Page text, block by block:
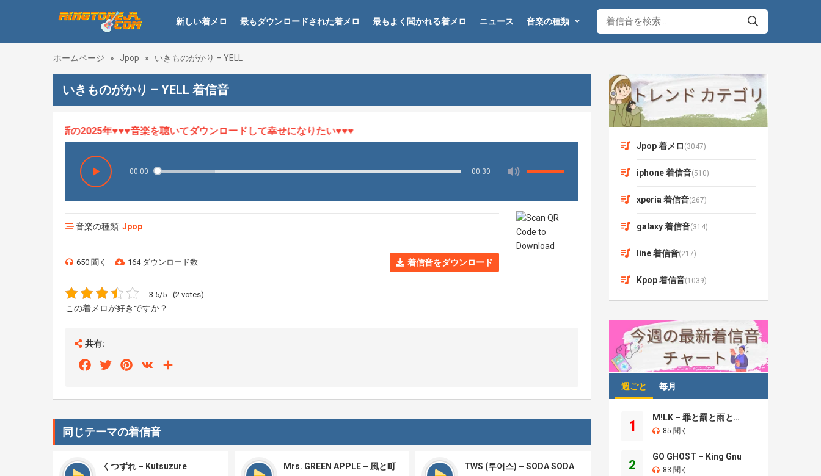
新しい着メロ 最もダウンロードされた着メロ 最もよく聞かれる着メロ ニュース 音楽の種類
ホームページ » Jpop » いきものがかり – YELL
いきものがかり – YELL 着信音
、最新の2025年♥♥♥音楽を聴いてダウンロードして幸せになりたい♥♥♥
00:00 00:30
音楽の種類: Jpop
650 聞く 164 ダウンロード数 着信音をダウンロード
3.5/5 - (2 votes)
この着メロが好きですか？
共有:
FacebookTwitterPinterest
VK
同じテーマの着信音
くつずれ – Kutsuzure Mrs. GREEN APPLE – 風と町 TWS (투어스) – SODA SODA
Jpop 着メロ (3047)
iphone 着信音(510)
xperia 着信音(267)
galaxy 着信音(314)
line 着信音(217)
Kpop 着信音(1039)
週ごと 毎月
1
M!LK – 罪と罰と雨とキス
85 聞く
2
GO GHOST – King Gnu
83 聞く